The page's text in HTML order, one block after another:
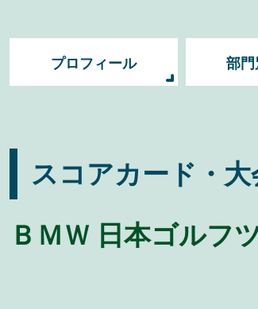
プロフィール 部門
スコアカード・
ＢＭＷ 日本ゴルフ